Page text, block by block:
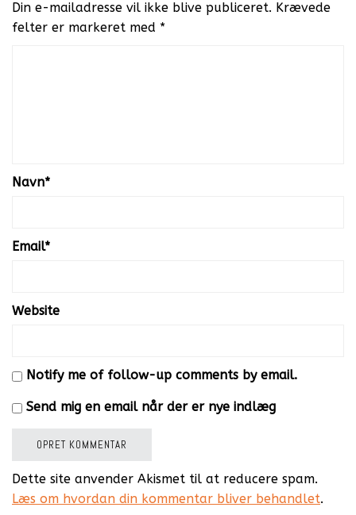
Din e-mailadresse vil ikke blive publiceret. Krævede
felter er markeret med *
Navn*
Email*
Website
Notify me of follow-up comments by email.
Send mig en email når der er nye indlæg
Dette site anvender Akismet til at reducere spam.
Læs om hvordan din kommentar bliver behandlet.